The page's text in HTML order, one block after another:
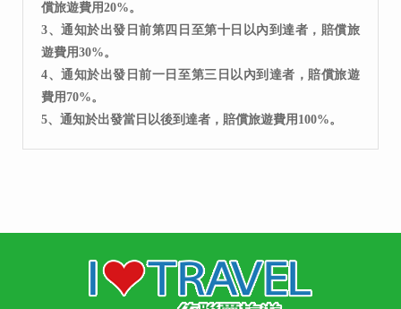
償旅遊費用20%。
3、通知於出發日前第四日至第十日以內到達者，賠償旅
遊費用30%。
4、通知於出發日前一日至第三日以內到達者，賠償旅遊
費用70%。
5、通知於出發當日以後到達者，賠償旅遊費用100%。